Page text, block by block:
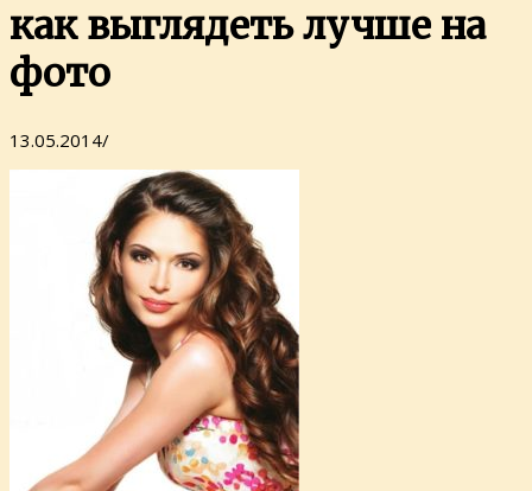
как выглядеть лучше на
фото
13.05.2014/